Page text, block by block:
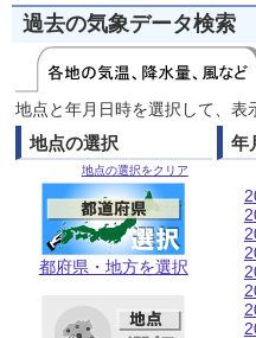
過去の気象データ検索
地点と年月日時を選択して、
地点の選択
地点の選択をクリア
都府県・地方を選択
年